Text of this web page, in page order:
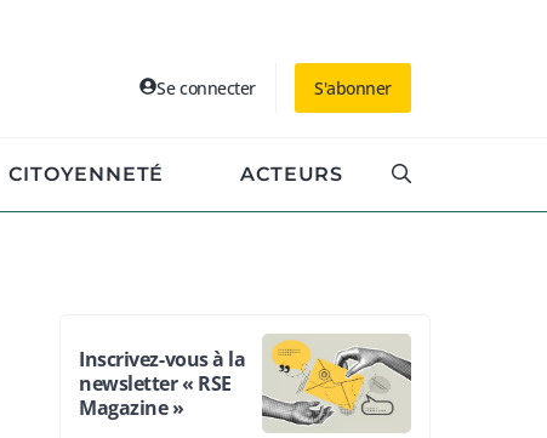
Se connecter S'abonner
CITOYENNETÉ ACTEURS
Inscrivez-vous à la
newsletter « RSE
Magazine »